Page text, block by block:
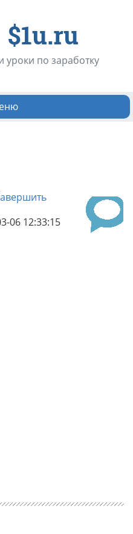
$1u.ru
уроки по заработку
06 12:33:15